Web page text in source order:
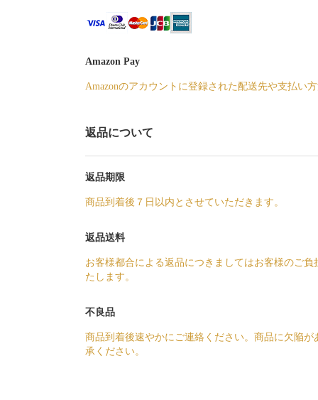
Amazon Pay
Amazonのアカウントに登録された配送先や支払い
返品について
返品期限
商品到着後７日以内とさせていただきます。
返品送料
お客様都合による返品につきましてはお客様のご
たします。
不良品
商品到着後速やかにご連絡ください。商品に欠陥
承ください。